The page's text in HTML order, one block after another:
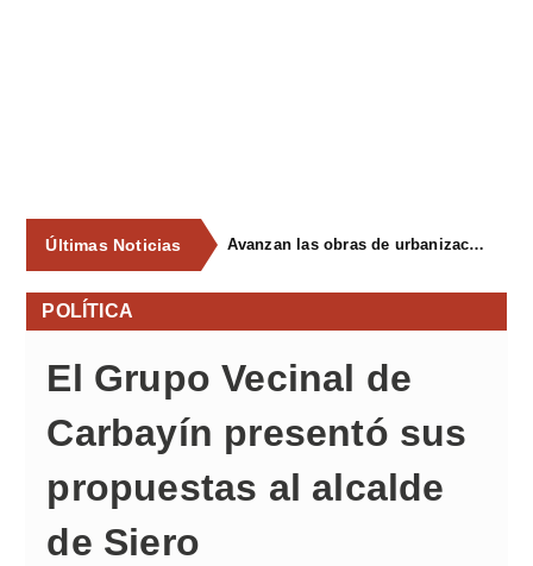
Últimas Noticias Avanzan las obras de urbanización del parque de La Reconquista, en los terrenos del antiguo matadero de Pola de Siero
POLÍTICA
El Grupo Vecinal de
Carbayín presentó sus
propuestas al alcalde
de Siero